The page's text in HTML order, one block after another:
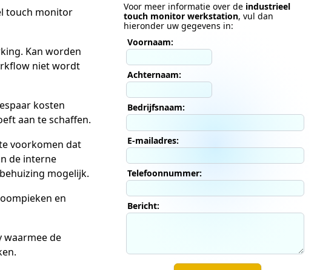
touch monitor
Kan worden
niet wordt
kosten
aan te schaffen.
voorkomen dat
de interne
mogelijk.
en
de
Voor meer informatie over de industrieel
touch monitor werkstation, vul dan
hieronder uw gegevens in:
Voornaam:
Achternaam:
Bedrijfsnaam:
E-mailadres:
Telefoonnummer:
Bericht: